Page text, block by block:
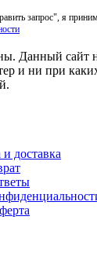
запрос", я
Данный сайт
и ни при
и доставка